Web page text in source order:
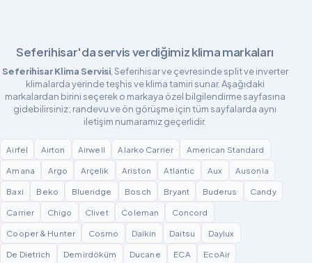
Seferihisar'da servis verdiğimiz klima markaları
Seferihisar Klima Servisi, Seferihisar ve çevresinde split ve inverter
klimalarda yerinde teşhis ve klima tamiri sunar. Aşağıdaki
markalardan birini seçerek o markaya özel bilgilendirme sayfasına
gidebilirsiniz; randevu ve ön görüşme için tüm sayfalarda aynı
iletişim numaramız geçerlidir.
Airfel Airton Airwell Alarko Carrier
American Standard
Amana
Argo Arçelik Ariston Atlantic Aux
Ausonia
Baxi
Beko Blueridge Bosch Bryant Buderus
Candy
Carrier
Chigo Clivet Coleman
Concord
Cooper & Hunter
Cosmo Daikin Daitsu
Daylux
De Dietrich
Demirdöküm Ducane ECA
EcoAir